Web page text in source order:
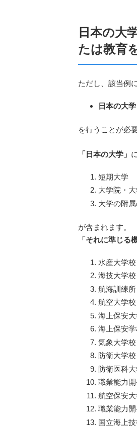
日本の大
たは教育
ただし、該当例
日本の大学
を行うことが必
「日本の大学」
短期大学
大学院・
大学の附
が含まれます。
「それに準じる
水産大学校
海技大学校
航海訓練所
航空大学校
海上保安
海上保安
気象大学校
防衛大学校
防衛医科
職業能力
航空保安
職業能力
国立海上